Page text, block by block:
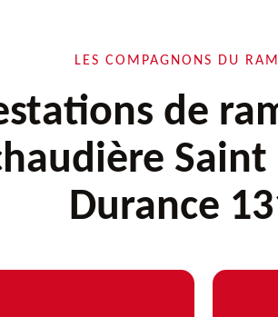
LES COMPAGNONS DU
de
Saint
Durance